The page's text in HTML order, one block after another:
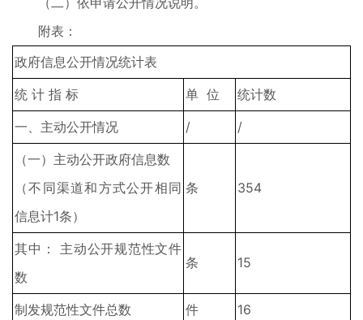
附表：
政府信息公开情况统计表
统 计 指 标
单 位
统计数
一、主动公开情况
/
/
（一）主动公开政府信息数
（不同渠道和方式公开相同
信息计1条）
条 354
其中： 主动公开规范性文件
数
条 15
制发规范性文件总数 件
16